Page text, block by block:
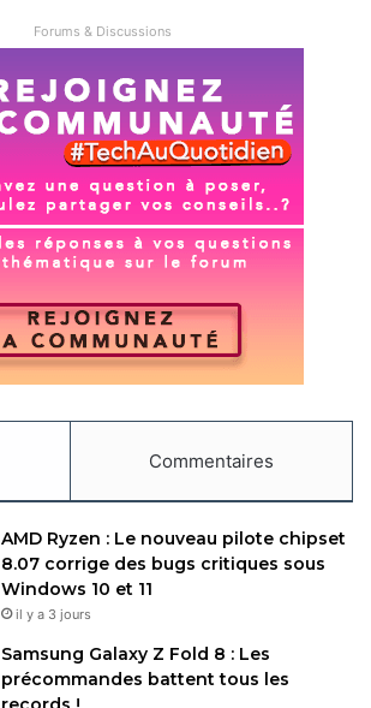
Forums & Discussions
Commentaires
AMD Ryzen : Le nouveau pilote chipset
8.07 corrige des bugs critiques sous
Windows 10 et 11
il y a 3 jours
Samsung Galaxy Z Fold 8 : Les
précommandes battent tous les